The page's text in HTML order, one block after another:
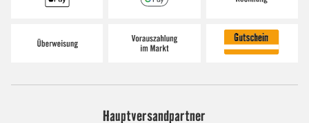
Hauptversandpartner